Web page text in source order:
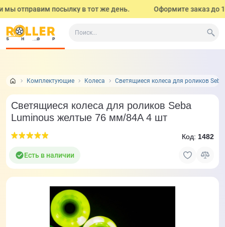
отправим посылку в тот же день. Оформите заказ до
Комплектующие Колеса Светящиеся колеса для роликов
Все о товаре Характеристики
Светящиеся колеса для роликов Seba
Luminous желтые 76 мм/84A 4 шт
Есть в наличии
Код: 1482